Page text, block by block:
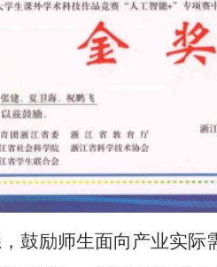
，鼓励师生面向产业实际